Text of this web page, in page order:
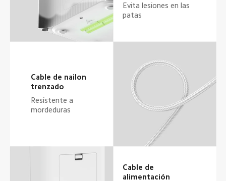
Evita lesiones en las
patas
Cable de nailon
trenzado
Resistente a
mordeduras
Cable de
alimentación